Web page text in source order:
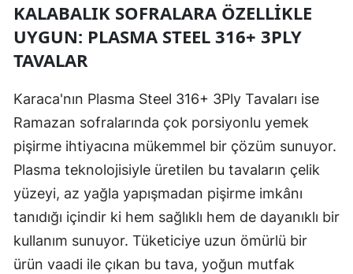
KALABALIK SOFRALARA ÖZELLIKLE
UYGUN: PLASMA STEEL 316+ 3PLY
TAVALAR
Karaca'nın Plasma Steel 316+ 3Ply Tavaları ise
Ramazan sofralarında çok porsiyonlu yemek
pişirme ihtiyacına mükemmel bir çözüm sunuyor.
Plasma teknolojisiyle üretilen bu tavaların çelik
yüzeyi, az yağla yapışmadan pişirme imkânı
tanıdığı içindir ki hem sağlıklı hem de dayanıklı bir
kullanım sunuyor. Tüketiciye uzun ömürlü bir
ürün vaadi ile çıkan bu tava, yoğun mutfak